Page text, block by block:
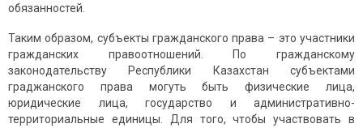
обязанностей.
Таким образом, субъекты гражданского права – это участники
гражданских правоотношений. По гражданскому
законодательству Республики Казахстан субъектами
граджанского права могуть быть физические лица,
юридические лица, государство и административно-
территориальные единицы. Для того, чтобы участвовать в